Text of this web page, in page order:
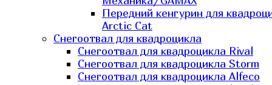
Передний кенгурин для
Arctic Cat
Снегоотвал для квадроцикла
Снегоотвал для квадроцикла Rival
Снегоотвал для квадроцикла Storm
Снегоотвал для квадроцикла Alfeco